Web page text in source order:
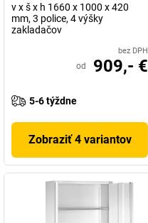
v x š x h 1660 x 1000 x 420
mm, 3 police, 4 výšky
zakladačov
bez DPH
od 909,- €
5-6 týždne
Zobraziť 4 variantov